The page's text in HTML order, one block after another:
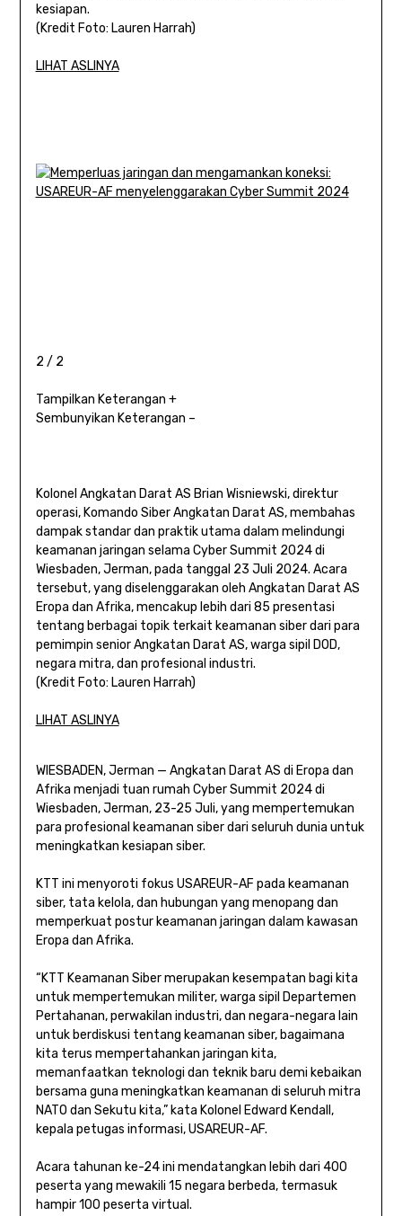
kesiapan.
(Kredit Foto: Lauren Harrah)
LIHAT ASLINYA
2 / 2
Tampilkan Keterangan +
Sembunyikan Keterangan –
Kolonel Angkatan Darat AS Brian Wisniewski, direktur
operasi, Komando Siber Angkatan Darat AS, membahas
dampak standar dan praktik utama dalam melindungi
keamanan jaringan selama Cyber ​​Summit 2024 di
Wiesbaden, Jerman, pada tanggal 23 Juli 2024. Acara
tersebut, yang diselenggarakan oleh Angkatan Darat AS
Eropa dan Afrika, mencakup lebih dari 85 presentasi
tentang berbagai topik terkait keamanan siber dari para
pemimpin senior Angkatan Darat AS, warga sipil DOD,
negara mitra, dan profesional industri.
(Kredit Foto: Lauren Harrah)
LIHAT ASLINYA
WIESBADEN, Jerman — Angkatan Darat AS di Eropa dan
Afrika menjadi tuan rumah Cyber ​​Summit 2024 di
Wiesbaden, Jerman, 23-25 ​​Juli, yang mempertemukan
para profesional keamanan siber dari seluruh dunia untuk
meningkatkan kesiapan siber.
KTT ini menyoroti fokus USAREUR-AF pada keamanan
siber, tata kelola, dan hubungan yang menopang dan
memperkuat postur keamanan jaringan dalam kawasan
Eropa dan Afrika.
“KTT Keamanan Siber merupakan kesempatan bagi kita
untuk mempertemukan militer, warga sipil Departemen
Pertahanan, perwakilan industri, dan negara-negara lain
untuk berdiskusi tentang keamanan siber, bagaimana
kita terus mempertahankan jaringan kita,
memanfaatkan teknologi dan teknik baru demi kebaikan
bersama guna meningkatkan keamanan di seluruh mitra
NATO dan Sekutu kita,” kata Kolonel Edward Kendall,
kepala petugas informasi, USAREUR-AF.
Acara tahunan ke-24 ini mendatangkan lebih dari 400
peserta yang mewakili 15 negara berbeda, termasuk
hampir 100 peserta virtual.